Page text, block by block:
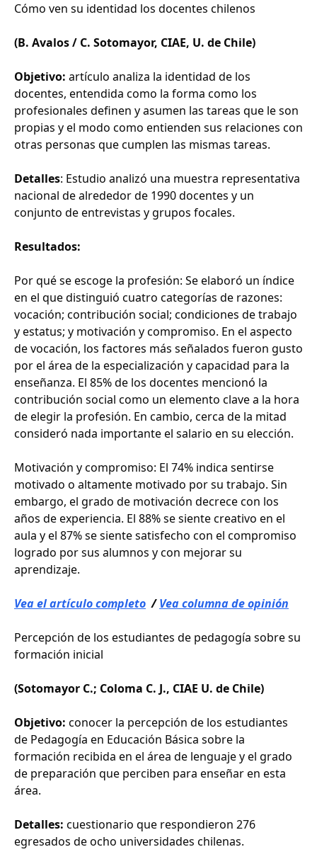
Cómo ven su identidad los docentes chilenos
(B. Avalos / C. Sotomayor, CIAE, U. de Chile)
Objetivo: artículo analiza la identidad de los
docentes, entendida como la forma como los
profesionales definen y asumen las tareas que le son
propias y el modo como entienden sus relaciones con
otras personas que cumplen las mismas tareas.
Detalles: Estudio analizó una muestra representativa
nacional de alrededor de 1990 docentes y un
conjunto de entrevistas y grupos focales.
Resultados:
Por qué se escoge la profesión: Se elaboró un índice
en el que distinguió cuatro categorías de razones:
vocación; contribución social; condiciones de trabajo
y estatus; y motivación y compromiso. En el aspecto
de vocación, los factores más señalados fueron gusto
por el área de la especialización y capacidad para la
enseñanza. El 85% de los docentes mencionó la
contribución social como un elemento clave a la hora
de elegir la profesión. En cambio, cerca de la mitad
consideró nada importante el salario en su elección.
Motivación y compromiso: El 74% indica sentirse
motivado o altamente motivado por su trabajo. Sin
embargo, el grado de motivación decrece con los
años de experiencia. El 88% se siente creativo en el
aula y el 87% se siente satisfecho con el compromiso
logrado por sus alumnos y con mejorar su
aprendizaje.
Vea el artículo completo /Vea columna de opinión
Percepción de los estudiantes de pedagogía sobre su
formación inicial
(Sotomayor C.; Coloma C. J., CIAE U. de Chile)
Objetivo: conocer la percepción de los estudiantes
de Pedagogía en Educación Básica sobre la
formación recibida en el área de lenguaje y el grado
de preparación que perciben para enseñar en esta
área.
Detalles: cuestionario que respondieron 276
egresados de ocho universidades chilenas.